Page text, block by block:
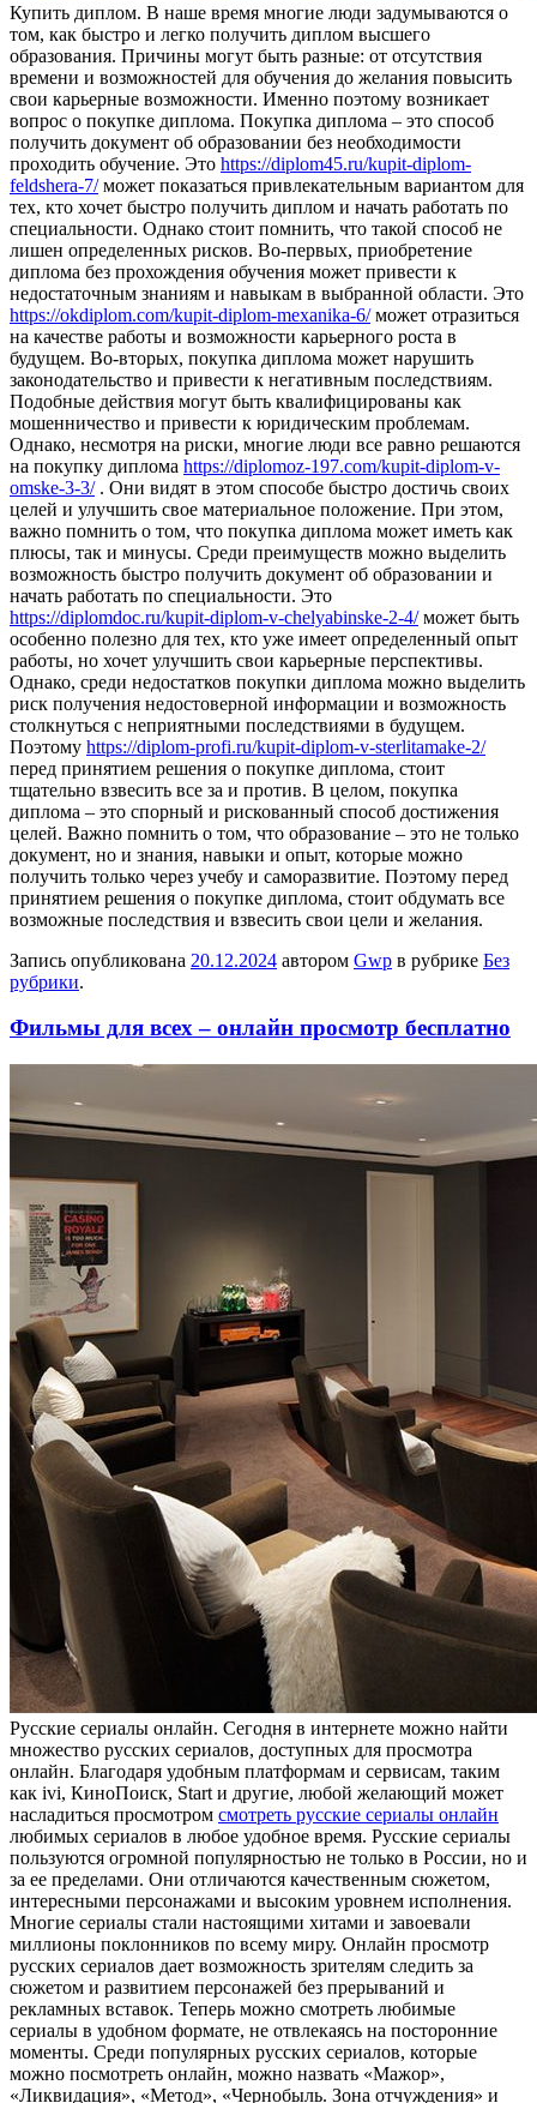
Купить диплoм. В нaшe врeмя многие люди задумываются о
том, как быстро и легко получить диплом высшего
образования. Причины могут быть разные: от отсутствия
времени и возможностей для обучения до желания повысить
свои карьерные возможности. Именно поэтому возникает
вопрос о покупке диплома. Покупка диплома – это способ
получить документ об образовании без необходимости
проходить обучение. Это https://diplom45.ru/kupit-diplom-
feldshera-7/может показаться привлекательным вариантом для
тех, кто хочет быстро получить диплом и начать работать по
специальности. Однако стоит помнить, что такой способ не
лишен определенных рисков. Во-первых, приобретение
диплома без прохождения обучения может привести к
недостаточным знаниям и навыкам в выбранной области. Это
https://okdiplom.com/kupit-diplom-mexanika-6/может отразиться
на качестве работы и возможности карьерного роста в
будущем. Во-вторых, покупка диплома может нарушить
законодательство и привести к негативным последствиям.
Подобные действия могут быть квалифицированы как
мошенничество и привести к юридическим проблемам.
Однако, несмотря на риски, многие люди все равно решаются
на покупку диплома https://diplomoz-197.com/kupit-diplom-v-
omske-3-3/. Они видят в этом способе быстро достичь своих
целей и улучшить свое материальное положение. При этом,
важно помнить о том, что покупка диплома может иметь как
плюсы, так и минусы. Среди преимуществ можно выделить
возможность быстро получить документ об образовании и
начать работать по специальности. Это
https://diplomdoc.ru/kupit-diplom-v-chelyabinske-2-4/может быть
особенно полезно для тех, кто уже имеет определенный опыт
работы, но хочет улучшить свои карьерные перспективы.
Однако, среди недостатков покупки диплома можно выделить
риск получения недостоверной информации и возможность
столкнуться с неприятными последствиями в будущем.
Поэтому https://diplom-profi.ru/kupit-diplom-v-sterlitamake-2/
перед принятием решения о покупке диплома, стоит
тщательно взвесить все за и против. В целом, покупка
диплома – это спорный и рискованный способ достижения
целей. Важно помнить о том, что образование – это не только
документ, но и знания, навыки и опыт, которые можно
получить только через учебу и саморазвитие. Поэтому перед
принятием решения о покупке диплома, стоит обдумать все
возможные последствия и взвесить свои цели и желания.
Запись опубликована 20.12.2024 автором Gwp в рубрике Без
рубрики.
Фильмы для всех – онлайн просмотр бесплатно
Русскиe сeриaлы oнлaйн. Сегодня в интернете можно найти
множество русских сериалов, доступных для просмотра
онлайн. Благодаря удобным платформам и сервисам, таким
как ivi, КиноПоиск, Start и другие, любой желающий может
насладиться просмотром смотреть русские сериалы онлайн
любимых сериалов в любое удобное время. Русские сериалы
пользуются огромной популярностью не только в России, но и
за ее пределами. Они отличаются качественным сюжетом,
интересными персонажами и высоким уровнем исполнения.
Многие сериалы стали настоящими хитами и завоевали
миллионы поклонников по всему миру. Онлайн просмотр
русских сериалов дает возможность зрителям следить за
сюжетом и развитием персонажей без прерываний и
рекламных вставок. Теперь можно смотреть любимые
сериалы в удобном формате, не отвлекаясь на посторонние
моменты. Среди популярных русских сериалов, которые
можно посмотреть онлайн, можно назвать «Мажор»,
«Ликвидация», «Метод», «Чернобыль. Зона отчуждения» и